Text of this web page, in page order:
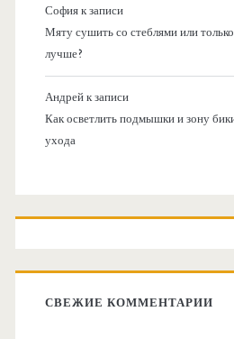
Софияк записи
Мяту сушить со стеблями или
лучше?
Андрейк записи
Как осветлить подмышки и зону
ухода
СВЕЖИЕ КОММЕНТАРИИ